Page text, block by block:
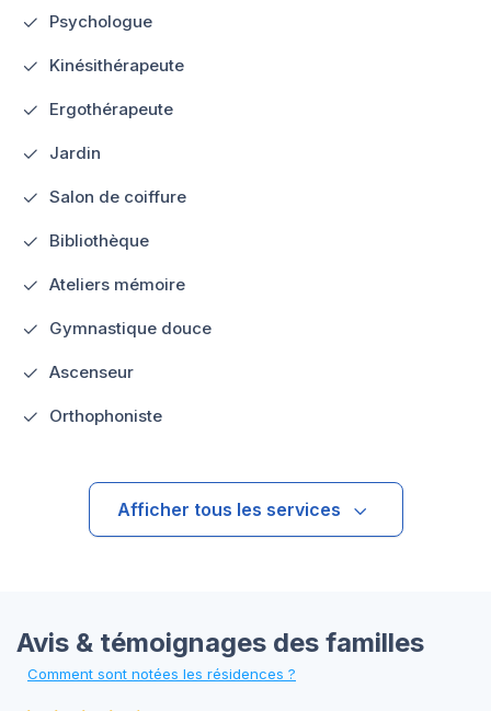
Psychologue
Kinésithérapeute
Ergothérapeute
Jardin
Salon de coiffure
Bibliothèque
Ateliers mémoire
Gymnastique douce
Ascenseur
Orthophoniste
Afficher tous les services
Avis & témoignages des familles
Comment sont notées les résidences ?